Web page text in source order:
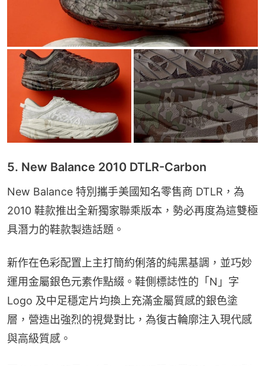
5. New Balance 2010 DTLR-Carbon
New Balance 特別攜手美國知名零售商 DTLR，為
2010 鞋款推出全新獨家聯乘版本，勢必再度為這雙極
具潛力的鞋款製造話題。
新作在色彩配置上主打簡約俐落的純黑基調，並巧妙
運用金屬銀色元素作點綴。鞋側標誌性的「N」字
Logo 及中足穩定片均換上充滿金屬質感的銀色塗
層，營造出強烈的視覺對比，為復古輪廓注入現代感
與高級質感。